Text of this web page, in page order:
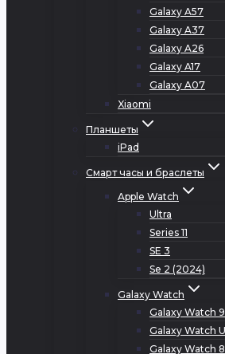
Galaxy A57
Galaxy A37
Galaxy A26
Galaxy A17
Galaxy A07
Xiaomi
Планшеты
iPad
Смарт часы и браслеты
Apple Watch
Ultra
Series 11
SE 3
Se 2 (2024)
Galaxy Watch
Galaxy Watch 9
Galaxy Watch
Galaxy Watch 8